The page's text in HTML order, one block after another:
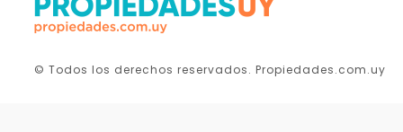
© Todos los derechos reservados. Propiedades.com.uy